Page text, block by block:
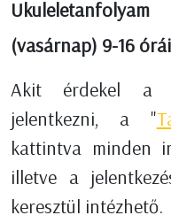
(vasárnap) 9-16
Akit érdekel a
jelentkezni, a "
kattintva minden
illetve a
keresztül intézhető.